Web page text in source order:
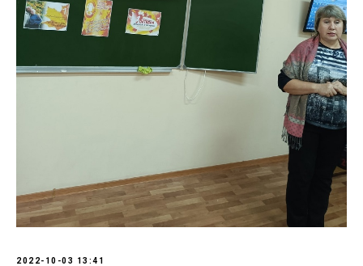
2022-10-03 13:41